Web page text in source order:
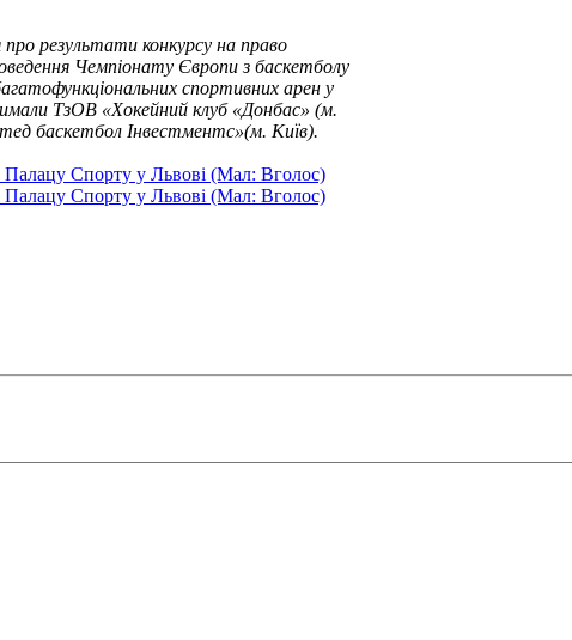
про результати конкурсу на право
Чемпіонату Європи з баскетболу
спортивних арен у
ТзОВ «Хокейний клуб «Донбас» (м.
баскетбол Інвестментс»(м. Київ).